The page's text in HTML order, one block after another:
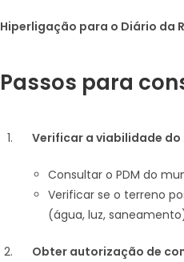
Hiperligação para o Diário da
Passos para
Verificar a viabilidade do
Consultar o PDM do
Verificar se o terreno
(água, luz,
Obter autorização de